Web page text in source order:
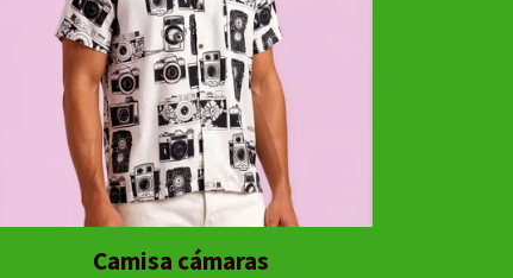
Camisa cámaras